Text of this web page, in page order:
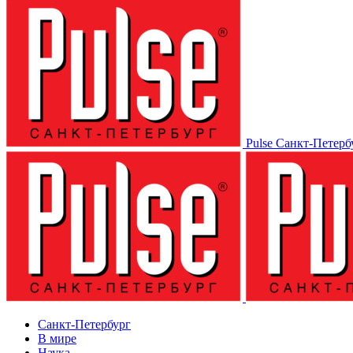
Pulse Санкт-
Санкт-Петербург
В мире